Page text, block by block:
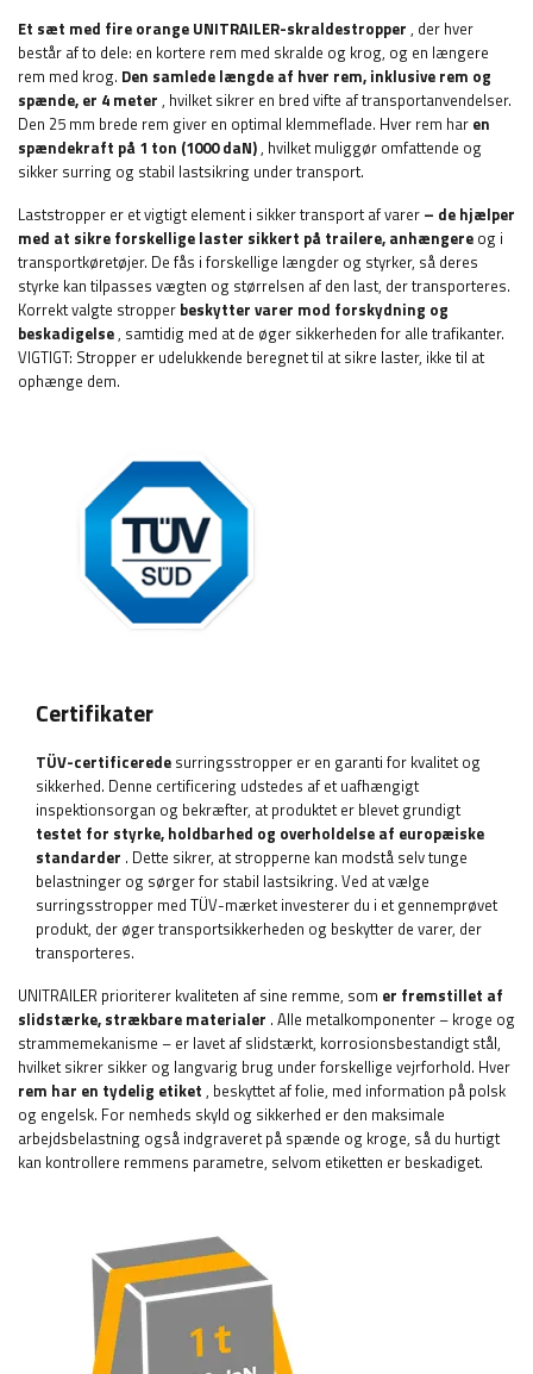
Et sæt med fire orange UNITRAILER-skraldestropper , der hver
består af to dele: en kortere rem med skralde og krog, og en længere
rem med krog. Den samlede længde af hver rem, inklusive rem og
spænde, er 4 meter , hvilket sikrer en bred vifte af transportanvendelser.
Den 25 mm brede rem giver en optimal klemmeflade. Hver rem har en
spændekraft på 1 ton (1000 daN), hvilket muliggør omfattende og
sikker surring og stabil lastsikring under transport.
Laststropper er et vigtigt element i sikker transport af varer – de hjælper
med at sikre forskellige laster sikkert på trailere, anhængere og i
transportkøretøjer. De fås i forskellige længder og styrker, så deres
styrke kan tilpasses vægten og størrelsen af ​​den last, der transporteres.
Korrekt valgte stropper beskytter varer mod forskydning og
beskadigelse, samtidig med at de øger sikkerheden for alle trafikanter.
VIGTIGT: Stropper er udelukkende beregnet til at sikre laster, ikke til at
ophænge dem.
Certifikater
TÜV-certificerede surringsstropper er en garanti for kvalitet og
sikkerhed. Denne certificering udstedes af et uafhængigt
inspektionsorgan og bekræfter, at produktet er blevet grundigt
testet for styrke, holdbarhed og overholdelse af europæiske
standarder . Dette sikrer, at stropperne kan modstå selv tunge
belastninger og sørger for stabil lastsikring. Ved at vælge
surringsstropper med TÜV-mærket investerer du i et gennemprøvet
produkt, der øger transportsikkerheden og beskytter de varer, der
transporteres.
UNITRAILER prioriterer kvaliteten af ​​sine remme, som er fremstillet af
slidstærke, strækbare materialer . Alle metalkomponenter – kroge og
strammemekanisme – er lavet af slidstærkt, korrosionsbestandigt stål,
hvilket sikrer sikker og langvarig brug under forskellige vejrforhold. Hver
rem har en tydelig etiket , beskyttet af folie, med information på polsk
og engelsk. For nemheds skyld og sikkerhed er den maksimale
arbejdsbelastning også indgraveret på spænde og kroge, så du hurtigt
kan kontrollere remmens parametre, selvom etiketten er beskadiget.